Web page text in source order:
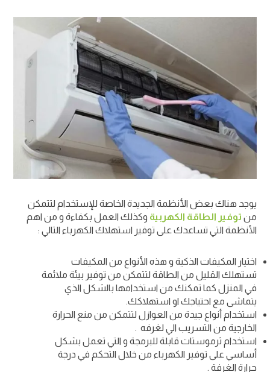
يوجد هناك بعض الأنظمة الجديدة الخاصة للإستخدام لتتمكن
من توفير الطاقة الكهربية وكذلك العمل بكفاءة و من اهم
الأنظمة التي تساعدك على توفير استهلاك الكهرباء التالي :
اختيار المكيفات الذكية و هذه الأنواع من المكيفات
تستهلك القليل من الطاقة لتتمكن من توفير بيئة ملائمة
في المنزل كما تمكنك من استخدامها بالشكل الذي
يتماشى مع احتياجك او استهلاكك.
استخدام أنواع جيدة من العوازل لتتمكن من منع الحرارة
الخارجية من التسريب الي لغرفه .
استخدام ثرموستات قابلة للبرمجة و التي تعمل بشكل
أساسي على توفير الكهرباء من خلال التحكم في درجة
حرارة الغرفة .